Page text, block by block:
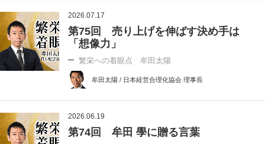
2026.07.17
第75回 売り上げを伸ばす決め手は
「想像力」
繁栄への着眼点 牟田太陽
牟田太陽 / 日本経営合理化協会 理事長
2026.06.19
第74回 牟田 學に贈る言葉